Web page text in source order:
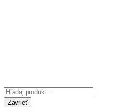
Zavrieť